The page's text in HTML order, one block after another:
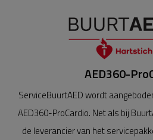
AED360-
ServiceBuurtAED wordt
AED360-ProCardio. Net als bij
de leverancier van het